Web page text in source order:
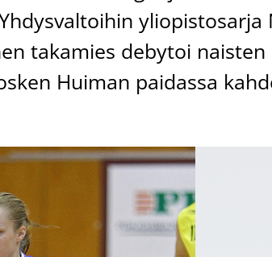
yliopistosarja
takamies debytoi
Huiman paidassa